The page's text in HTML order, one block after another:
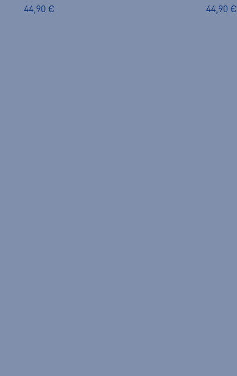
44,90 € 44,90 €